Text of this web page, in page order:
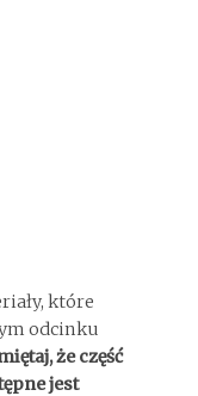
które
odcinku
że część
jest